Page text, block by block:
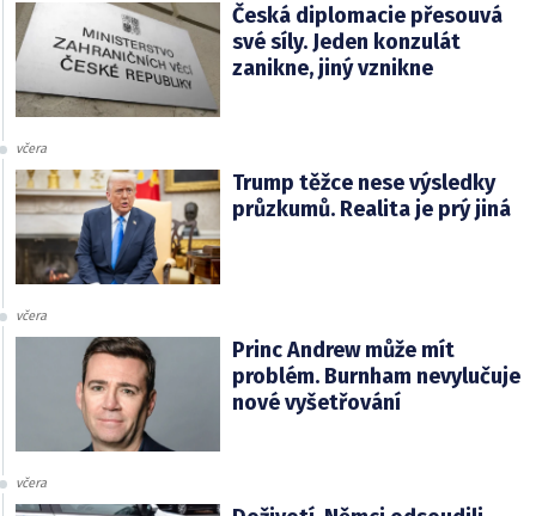
Česká diplomacie přesouvá
své síly. Jeden konzulát
zanikne, jiný vznikne
včera
Trump těžce nese výsledky
průzkumů. Realita je prý jiná
včera
Princ Andrew může mít
problém. Burnham nevylučuje
nové vyšetřování
včera